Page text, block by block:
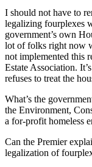
I should not have to
legalizing fourplexes
government’s own
lot of folks right now
not implemented this
Estate Association.
refuses to treat the
What’s the
the Environment,
a for-profit homeless
Can the Premier
legalization of